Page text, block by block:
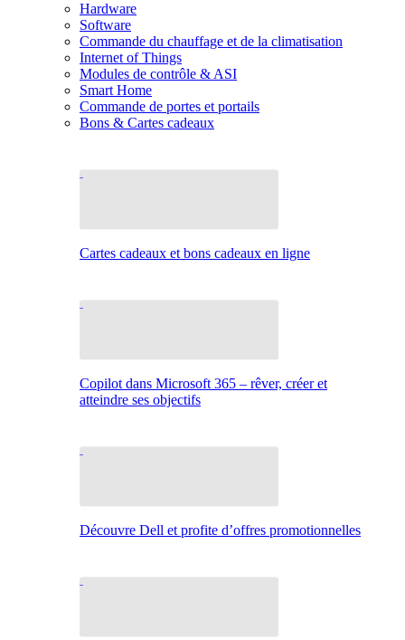
Hardware
Software
Commande du chauffage et de la climatisation
Internet of Things
Modules de contrôle & ASI
Smart Home
Commande de portes et portails
Bons & Cartes cadeaux
Cartes cadeaux et bons cadeaux en ligne
Copilot dans Microsoft 365 – rêver, créer et
atteindre ses objectifs
Découvre Dell et profite d’offres promotionnelles